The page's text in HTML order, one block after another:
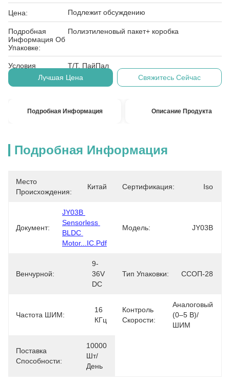
Цена: Подлежит обсуждению
Подробная
Информация Об
Упаковке:
Полиэтиленовый пакет+ коробка
Условия
Оплаты:
Т/Т, ПайПал
Лучшая Цена
Свяжитесь Сейчас
Подробная Информация Описание Продукта
Подробная Информация
Место
Происхождения:
Китай Сертификация: Iso
Документ:
JY03B
Sensorless
BLDC
Motor...IC.pdf
Модель: JY03B
Венчурной:
9-
36V
DC
Тип Упаковки: ССОП-28
Частота ШИМ:
16
КГц
Контроль
Скорости:
Аналоговый
(0–5 В)/
ШИМ
Поставка
Способности:
10000
Шт/
День